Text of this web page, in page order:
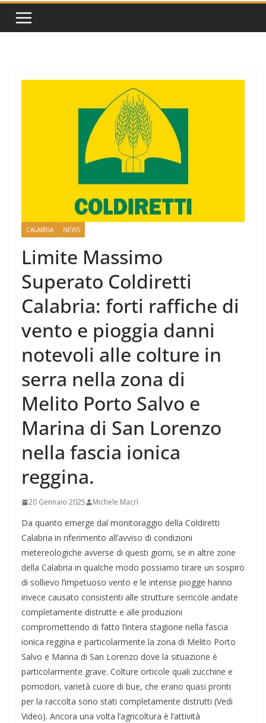
CALABRIA NEWS
Limite Massimo
Superato Coldiretti
Calabria: forti raffiche di
vento e pioggia danni
notevoli alle colture in
serra nella zona di
Melito Porto Salvo e
Marina di San Lorenzo
nella fascia ionica
reggina.
20 Gennaio 2025 Michele Macrì
Da quanto emerge dal monitoraggio della Coldiretti
Calabria in riferimento all’avviso di condizioni
metereologiche avverse di questi giorni, se in altre zone
della Calabria in qualche modo possiamo tirare un sospiro
di sollievo l’impetuoso vento e le intense piogge hanno
invece causato consistenti alle strutture serricole andate
completamente distrutte e alle produzioni
compromettendo di fatto l’intera stagione nella fascia
ionica reggina e particolarmente la zona di Melito Porto
Salvo e Marina di San Lorenzo dove la situazione è
particolarmente grave. Colture orticole quali zucchine e
pomodori, varietà cuore di bue, che erano quasi pronti
per la raccolta sono stati completamente distrutti (Vedi
Video). Ancora una volta l’agricoltura è l’attività